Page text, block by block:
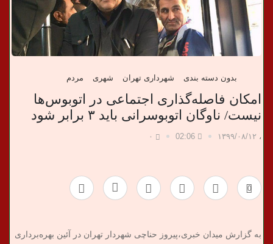
خ
ی
بدون دسته بندی شهرداری تهران شهری مردم
امکان فاصله‌گذاری اجتماعی در اتوبوس‌ها
نیست/ ناوگان اتوبوسرانی باید ۳ برابر شود
، ۱۳۹۹/۰۸/۱۲ 02:06 ۰
0
به گزارش میدان خبری،پیروز حناچی شهردار تهران در آئین بهره‌برداری